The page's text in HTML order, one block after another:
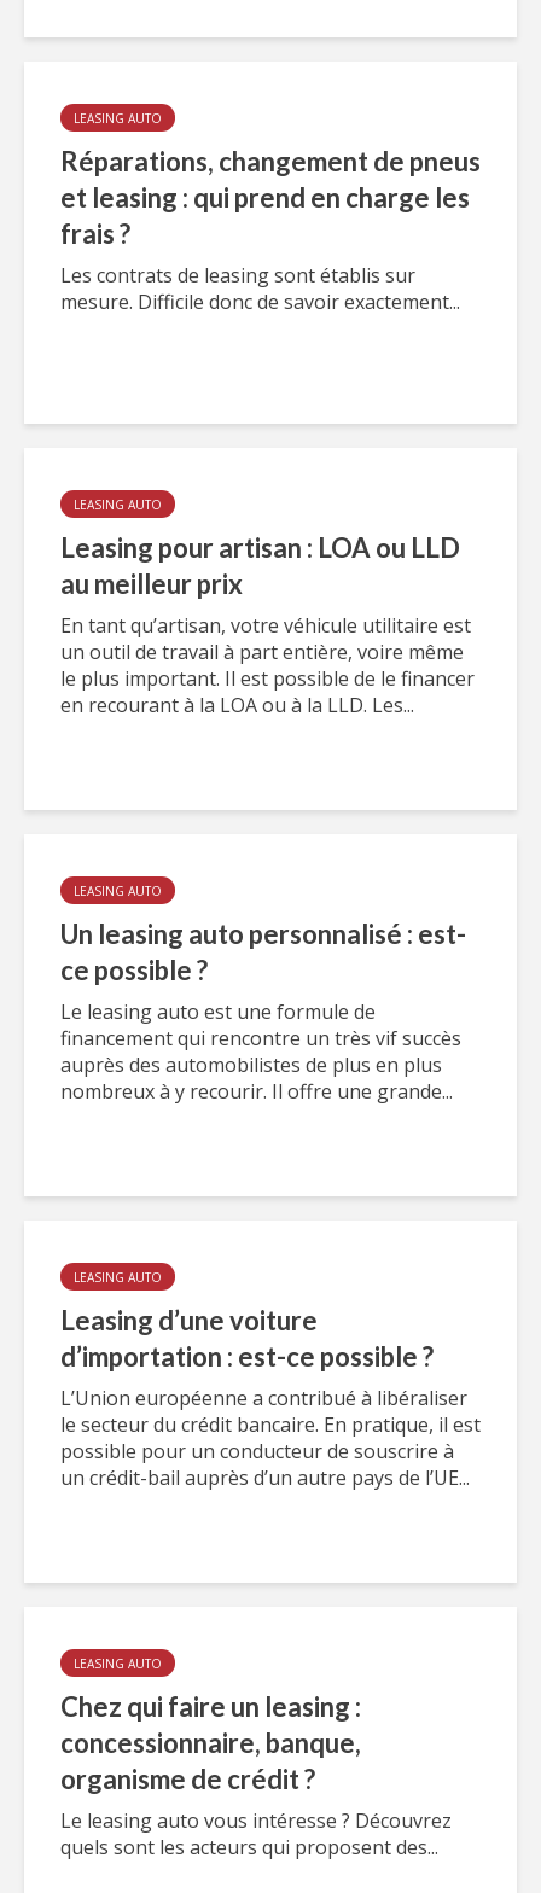
LEASING AUTO
Réparations, changement de pneus
et leasing : qui prend en charge les
frais ?
Les contrats de leasing sont établis sur
mesure. Difficile donc de savoir exactement...
LEASING AUTO
Leasing pour artisan : LOA ou LLD
au meilleur prix
En tant qu’artisan, votre véhicule utilitaire est
un outil de travail à part entière, voire même
le plus important. Il est possible de le financer
en recourant à la LOA ou à la LLD. Les...
LEASING AUTO
Un leasing auto personnalisé : est-
ce possible ?
Le leasing auto est une formule de
financement qui rencontre un très vif succès
auprès des automobilistes de plus en plus
nombreux à y recourir. Il offre une grande...
LEASING AUTO
Leasing d’une voiture
d’importation : est-ce possible ?
L’Union européenne a contribué à libéraliser
le secteur du crédit bancaire. En pratique, il est
possible pour un conducteur de souscrire à
un crédit-bail auprès d’un autre pays de l’UE...
LEASING AUTO
Chez qui faire un leasing :
concessionnaire, banque,
organisme de crédit ?
Le leasing auto vous intéresse ? Découvrez
quels sont les acteurs qui proposent des...